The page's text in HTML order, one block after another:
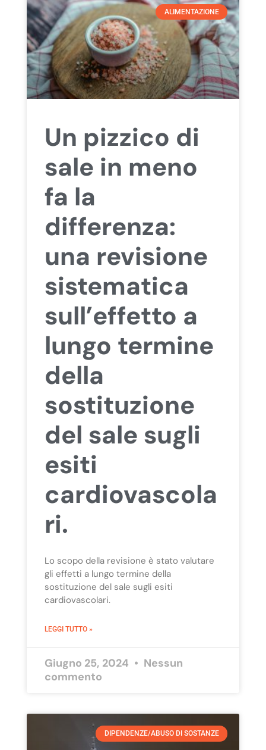
ALIMENTAZIONE
Un pizzico di
sale in meno
fa la
differenza:
una revisione
sistematica
sull’effetto a
lungo termine
della
sostituzione
del sale sugli
esiti
cardiovascola
ri.
Lo scopo della revisione è stato valutare
gli effetti a lungo termine della
sostituzione del sale sugli esiti
cardiovascolari.
LEGGI TUTTO »
Giugno 25, 2024
Nessun
commento
DIPENDENZE/ABUSO DI SOSTANZE